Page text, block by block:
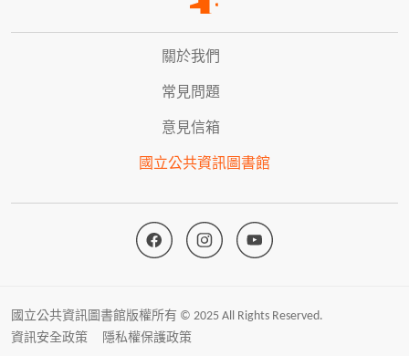
關於我們
常見問題
意見信箱
國立公共資訊圖書館
國立公共資訊圖書館版權所有 © 2025 All Rights Reserved.
資訊安全政策
隱私權保護政策